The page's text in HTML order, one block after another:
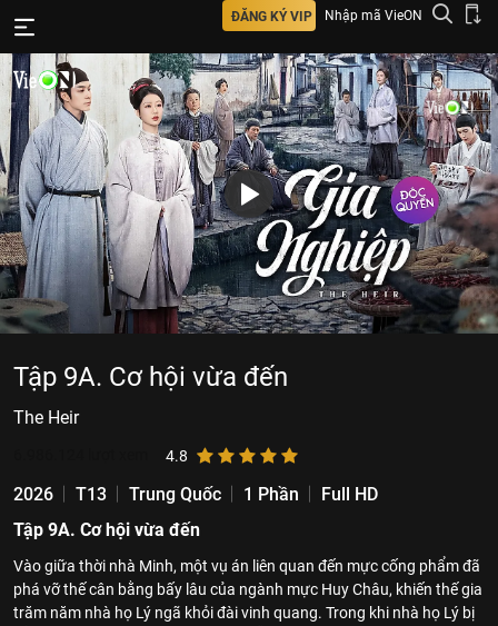
ĐĂNG KÝ VIP Nhập mã VieON
Tập 9A. Cơ hội vừa đến
The Heir
4.8
2026 T13 Trung Quốc 1 Phần
Full HD
Tập 9A. Cơ hội vừa đến
Vào giữa thời nhà Minh, một vụ án liên quan đến mực cống phẩm đã
phá vỡ thế cân bằng bấy lâu của ngành mực Huy Châu, khiến thế gia
trăm năm nhà họ Lý ngã khỏi đài vinh quang. Trong khi nhà họ Lý bị